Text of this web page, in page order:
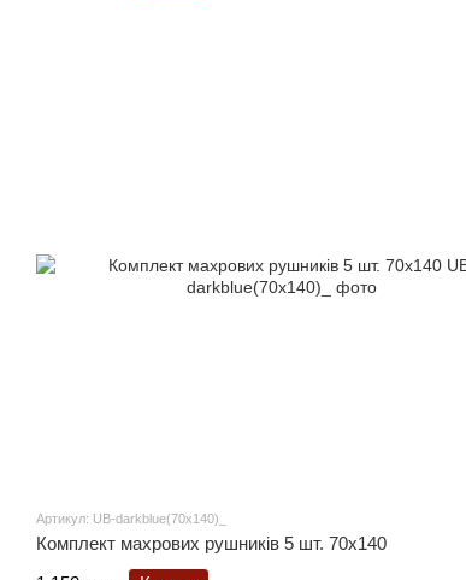
Артикул: UB-darkblue(70x140)_
Комплект махрових рушників 5 шт. 70x140